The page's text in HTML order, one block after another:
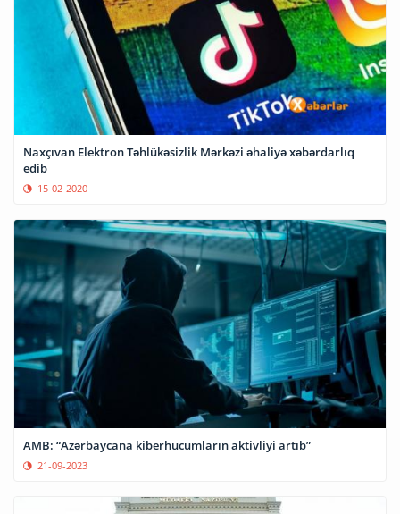
Naxçıvan Elektron Təhlükəsizlik Mərkəzi əhaliyə xəbərdarlıq
edib
15-02-2020
AMB: “Azərbaycana kiberhücumların aktivliyi artıb”
21-09-2023